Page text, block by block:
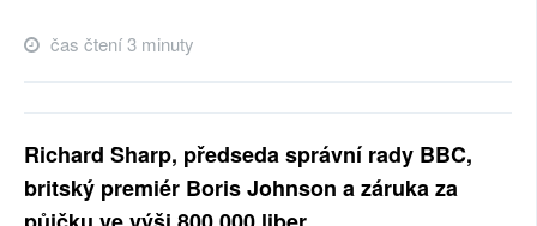
PŘÍSPĚVKY NA PROVOZ
čas čtení 3 minuty
Richard Sharp, předseda správní rady BBC,
britský premiér Boris Johnson a záruka za